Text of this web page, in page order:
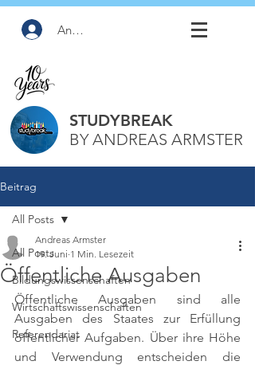
Anmelden
STUDYBREAK
BY ANDREAS ARMSTER
Beitrag
All Posts
Bildungswissenschaften
Wirtschaftswissenschaften
Referendariat
All Posts
Öffentliche Ausgaben
Andreas Armster
19. Juni 1 Min. Lesezeit
Öffentliche Ausgaben sind alle
Ausgaben des Staates zur Erfüllung
öffentlicher Aufgaben. Über ihre Höhe
und Verwendung entscheiden die